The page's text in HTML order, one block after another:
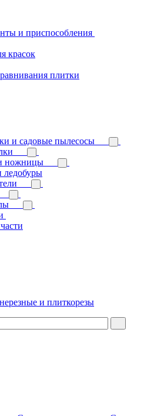
и приспособления
красок
плитки
и садовые пылесосы
ножницы
и плиткорезы